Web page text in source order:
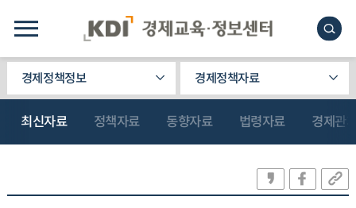
경제정책정보 경제정책자료
최신자료 정책자료 동향자료 법령자료 경제관